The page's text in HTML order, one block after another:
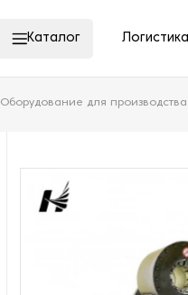
Каталог Логистика
Оборудование для